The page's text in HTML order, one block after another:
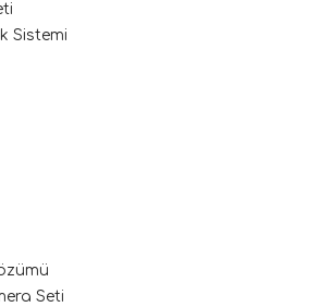
Sistemi
Seti